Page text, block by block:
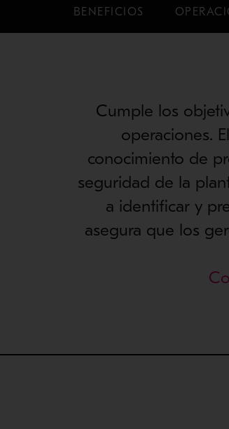
BENEFICIOS
Cumple los
operaciones.
conocimiento de
seguridad de la
a identificar y
asegura que los